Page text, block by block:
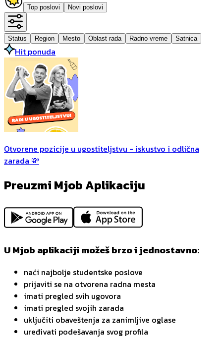
Top poslovi Novi poslovi
Status Region Mesto Oblast rada Radno vreme Satnica
Hit ponuda
Otvorene pozicije u ugostiteljstvu - iskustvo i odlična
zarada 💸
Preuzmi Mjob Aplikaciju
U Mjob aplikaciji možeš brzo i jednostavno:
naći najbolje studentske poslove
prijaviti se na otvorena radna mesta
imati pregled svih ugovora
imati pregled svojih zarada
uključiti obaveštenja za zanimljive oglase
uređivati podešavanja svog profila